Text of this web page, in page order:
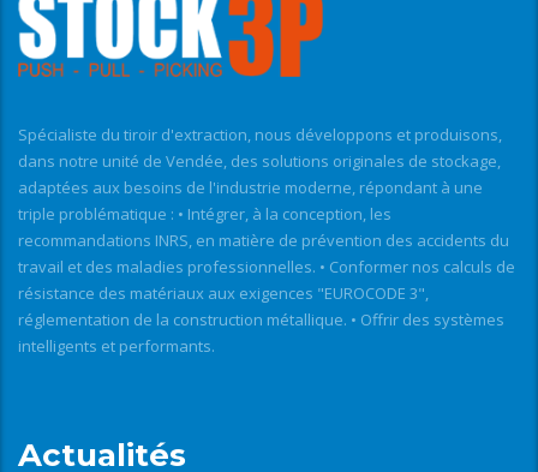
Spécialiste du tiroir d'extraction, nous développons et produisons,
dans notre unité de Vendée, des solutions originales de stockage,
adaptées aux besoins de l'industrie moderne, répondant à une
triple problématique : • Intégrer, à la conception, les
recommandations INRS, en matière de prévention des accidents du
travail et des maladies professionnelles. • Conformer nos calculs de
résistance des matériaux aux exigences "EUROCODE 3",
réglementation de la construction métallique. • Offrir des systèmes
intelligents et performants.
Actualités